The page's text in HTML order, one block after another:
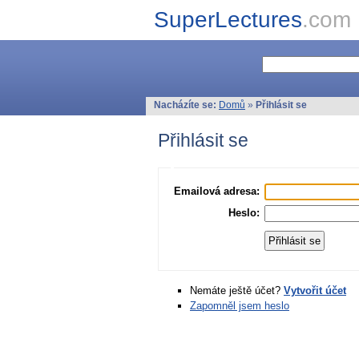
SuperLectures.com
Nacházíte se: Domů » Přihlásit se
Přihlásit se
Emailová adresa:
Heslo:
Nemáte ještě účet? Vytvořit účet
Zapomněl jsem heslo